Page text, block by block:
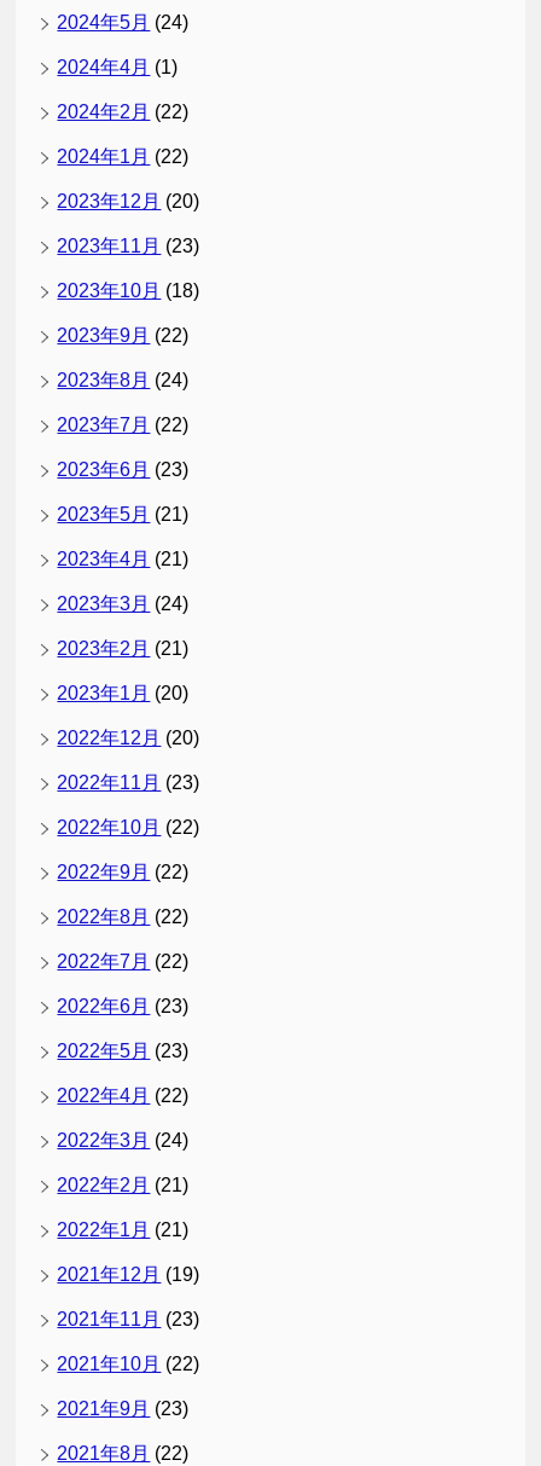
2024年5月 (24)
2024年4月 (1)
2024年2月 (22)
2024年1月 (22)
2023年12月 (20)
2023年11月 (23)
2023年10月 (18)
2023年9月 (22)
2023年8月 (24)
2023年7月 (22)
2023年6月 (23)
2023年5月 (21)
2023年4月 (21)
2023年3月 (24)
2023年2月 (21)
2023年1月 (20)
2022年12月 (20)
2022年11月 (23)
2022年10月 (22)
2022年9月 (22)
2022年8月 (22)
2022年7月 (22)
2022年6月 (23)
2022年5月 (23)
2022年4月 (22)
2022年3月 (24)
2022年2月 (21)
2022年1月 (21)
2021年12月 (19)
2021年11月 (23)
2021年10月 (22)
2021年9月 (23)
2021年8月 (22)